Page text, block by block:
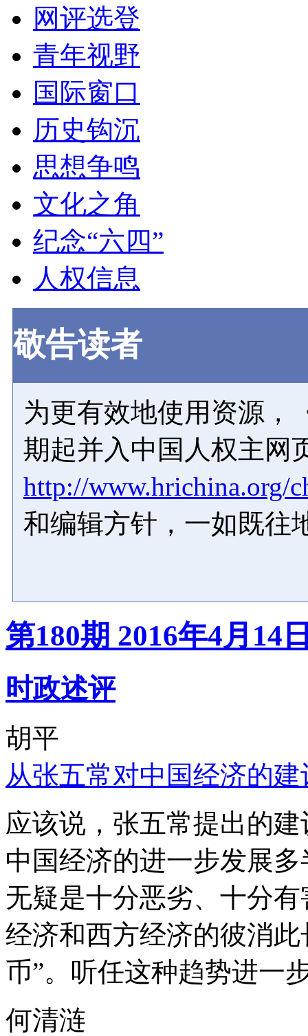
网评选登
青年视野
国际窗口
历史钩沉
思想争鸣
文化之角
纪念“六四”
人权信息
敬告读者
为更有效地使用资源，
期起并入中国人权主网
http://www.hrichina.org/
和编辑方针，一如既往
第180期 2016年4月14
时政述评
胡平
从张五常对中国经济的
应该说，张五常提出的
中国经济的进一步发展
无疑是十分恶劣、十分
经济和西方经济的彼消
币”。听任这种趋势进一
何清涟